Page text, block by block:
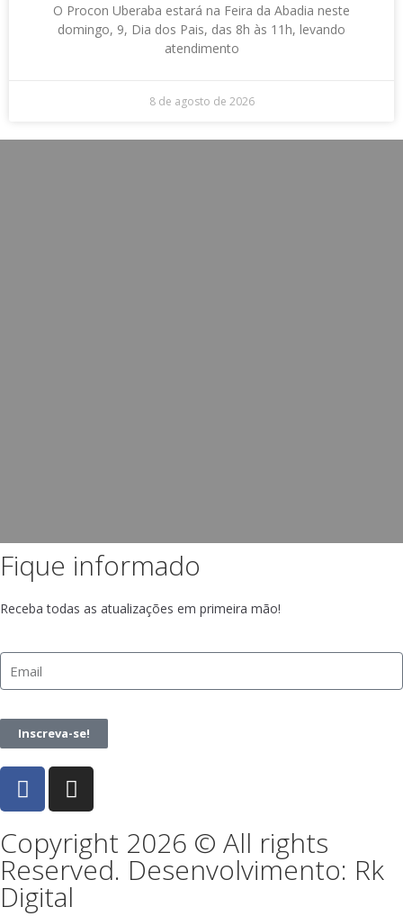
O Procon Uberaba estará na Feira da Abadia neste
domingo, 9, Dia dos Pais, das 8h às 11h, levando
atendimento
8 de agosto de 2026
Fique informado
Receba todas as atualizações em primeira mão!
Inscreva-se!
Copyright 2026 © All rights
Reserved. Desenvolvimento: Rk
Digital